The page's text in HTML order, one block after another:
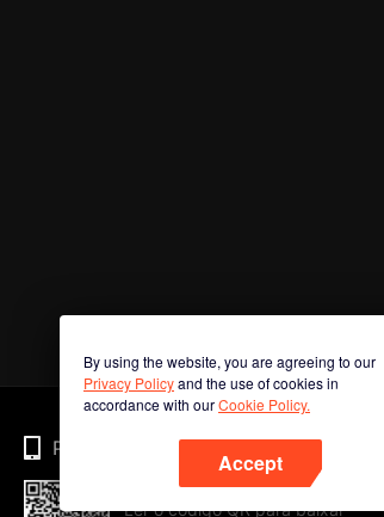
By using the website, you are agreeing to our
Privacy Policyand the use of cookies in
accordance with ourCookie Policy.
Accept
Phone
Ler o código QR para baixar